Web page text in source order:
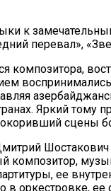
к
перевал»,
композитора,
Яркий
сцены
Шостакович
ее
в оркестровке,